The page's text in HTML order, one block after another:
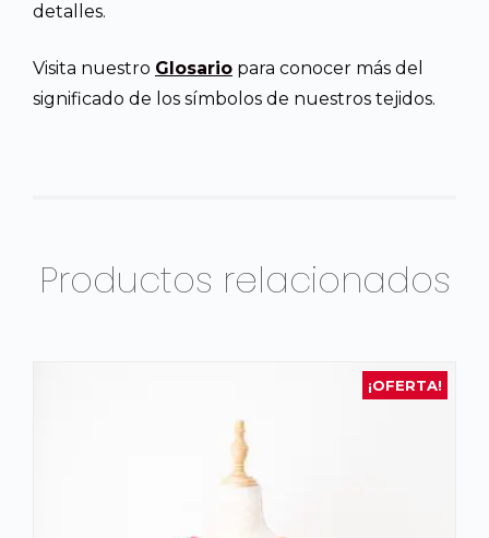
detalles.
Visita nuestro Glosario para conocer más del
significado de los símbolos de nuestros tejidos.
Productos relacionados
¡OFERTA!